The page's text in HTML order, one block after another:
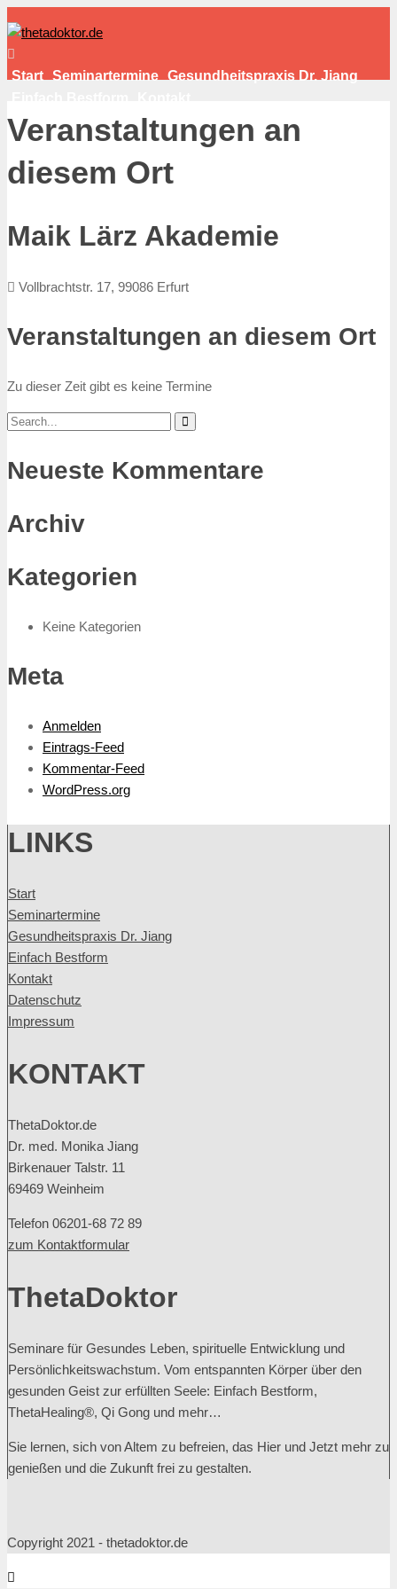
Start Seminartermine Gesundheitspraxis Dr. Jiang
Veranstaltungen an
diesem Ort
Maik Lärz Akademie
Vollbrachtstr. 17, 99086 Erfurt
Veranstaltungen an diesem Ort
Zu dieser Zeit gibt es keine Termine
Neueste Kommentare
Archiv
Kategorien
Keine Kategorien
Meta
Anmelden
Eintrags-Feed
Kommentar-Feed
WordPress.org
LINKS
Start
Seminartermine
Gesundheitspraxis Dr. Jiang
Einfach Bestform
Kontakt
Datenschutz
Impressum
KONTAKT
ThetaDoktor.de
Dr. med. Monika Jiang
Birkenauer Talstr. 11
69469 Weinheim
Telefon 06201-68 72 89
zum Kontaktformular
ThetaDoktor
Seminare für Gesundes Leben, spirituelle Entwicklung und
Persönlichkeitswachstum. Vom entspannten Körper über den
gesunden Geist zur erfüllten Seele: Einfach Bestform,
ThetaHealing®, Qi Gong und mehr…
Sie lernen, sich von Altem zu befreien, das Hier und Jetzt mehr zu
genießen und die Zukunft frei zu gestalten.
Copyright 2021 - thetadoktor.de